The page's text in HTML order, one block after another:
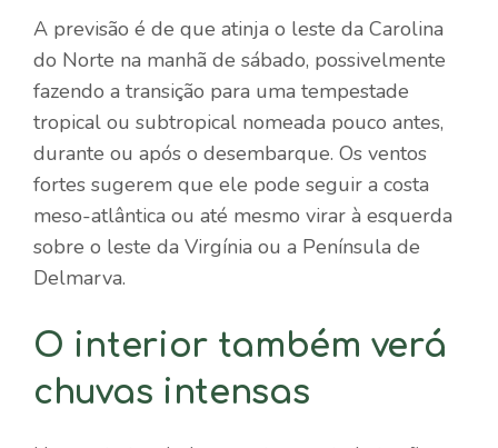
A previsão é de que atinja o leste da Carolina
do Norte na manhã de sábado, possivelmente
fazendo a transição para uma tempestade
tropical ou subtropical nomeada pouco antes,
durante ou após o desembarque. Os ventos
fortes sugerem que ele pode seguir a costa
meso-atlântica ou até mesmo virar à esquerda
sobre o leste da Virgínia ou a Península de
Delmarva.
O interior também verá
chuvas intensas